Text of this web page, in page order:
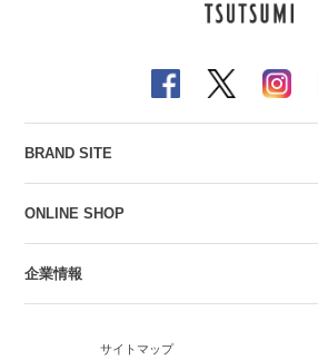
BRAND SITE
ONLINE SHOP
企業情報
サイトマップ